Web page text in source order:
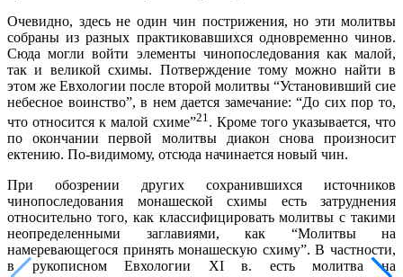
Очевидно, здесь не один чин пострижения, но эти молитвы
собраны из разных практиковавшихся одновременно чинов.
Сюда могли войти элементы чинопоследования как малой,
так и великой схимы. Потверждение тому можно найти в
этом же Евхологии после второй молитвы “Установивший сие
небесное воинство”, в нем дается замечание: “До сих пор то,
что относится к малой схиме”21. Кроме того указывается, что
по окончании первой молитвы диакон снова произносит
ектению. По-видимому, отсюда начинается новый чин.
При обозрении других сохранившихся источников
чинопоследования монашеской схимы есть затруднения
относительно того, как классифицировать молитвы с такими
неопределенными заглавиями, как “Молитвы на
намеревающегося принять монашескую схиму”. В частности,
в рукописном Евхологии XI в. есть молитва на